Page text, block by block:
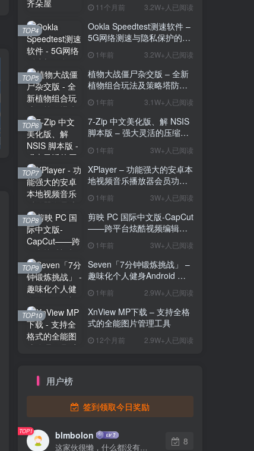
中文网字计划:为网站开发者提供多种中文字体的Web Font解决方案 Buzzing：英文新闻资讯中文摘要服务
11个月前 3.2W+人已阅读
Ookla Speedtest测速软件 –
5G网络测速与隐私保护的多
功能工具
1年前 3.2W+人已阅读
TOP4
植物大战僵尸杂交版 – 全新
植物组合玩法及策略塔防的
魅力1年前 3.1W+人已阅读
TOP5
7-Zip 中文美化版、解 NSIS
脚本版 – 强大灵活的压缩与
1年前 3W+人已阅读
TOP6
XPlayer – 功能强大的安卓本
地视频音乐播放器会员功能
1年前 3W+人已阅读
TOP7
剪映 PC 国际中文版-CapCut
——跨平台炫酷视频编辑与
1年前 3W+人已阅读
TOP8
Seven「7分钟锻炼挑战」 –
趣味化个人健身Android 直
1年前 2.9W+人已阅读
TOP9
XnView MP下载 – 支持全格
式的全能图片管理工具
12个月前 2.9W+人已阅读
TOP10
用户榜
签到领取今日奖励
TOP1 blmbolon
这家伙很懒，什么都没有写...
8